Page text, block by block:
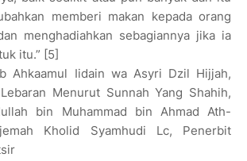
memberi makan kepada orang
menghadiahkan sebagiannya jika ia
itu.” [5]
Ahkaamul Iidain wa Asyri Dzil Hijjah,
Menurut Sunnah Yang Shahih,
bin Muhammad bin Ahmad Ath-
Kholid Syamhudi Lc, Penerbit